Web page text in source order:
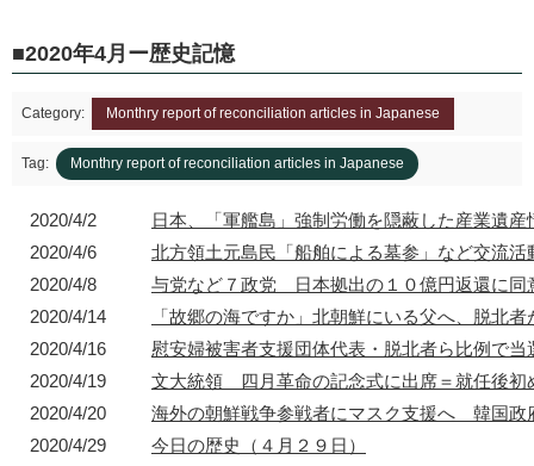
東京 日本橋
1872年
北京 前門
1872年8月〜10月
台北 衡陽路
1895年
ソウル 南大門
1904年
2020年4月ー歴史記憶
Category: Monthry report of reconciliation articles in Japanese
Tag: Monthry report of reconciliation articles in Japanese
2020/4/2
日本、「軍艦島」強制労働を隠蔽した産業遺
2020/4/6
北方領土元島民「船舶による墓参」など交流
2020/4/8
与党など７政党 日本拠出の１０億円返還に同
2020/4/14
「故郷の海ですか」北朝鮮にいる父へ、脱北者
2020/4/16
慰安婦被害者支援団体代表・脱北者ら比例で
2020/4/19
文大統領 四月革命の記念式に出席＝就任後初
2020/4/20
海外の朝鮮戦争参戦者にマスク支援へ 韓国政
2020/4/29
今日の歴史（４月２９日）